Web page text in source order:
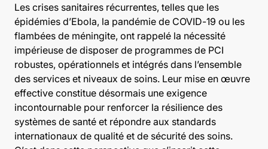
Les crises sanitaires récurrentes, telles que les
épidémies d’Ebola, la pandémie de COVID-19 ou les
flambées de méningite, ont rappelé la nécessité
impérieuse de disposer de programmes de PCI
robustes, opérationnels et intégrés dans l’ensemble
des services et niveaux de soins. Leur mise en œuvre
effective constitue désormais une exigence
incontournable pour renforcer la résilience des
systèmes de santé et répondre aux standards
internationaux de qualité et de sécurité des soins.